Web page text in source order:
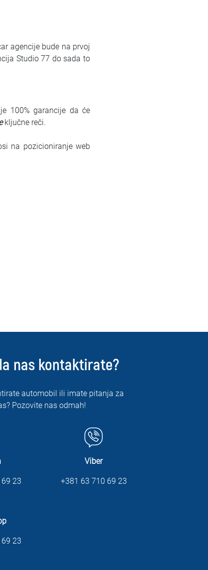
agencije bude na prvoj
Studio 77 do sada to
100% garancije da će
ključne reči.
na pozicioniranje web
nas kontaktirate?
automobil ili imate pitanja za
Pozovite nas odmah!
23
Viber
+381 63 710 69 23
23